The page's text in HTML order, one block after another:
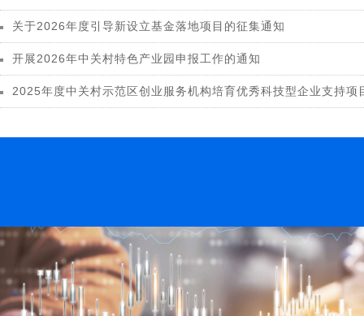
关于2026年度引导新设立基金落地项目的征集通知
开展2026年中关村特色产业园申报工作的通知
2025年度中关村示范区创业服务机构培育优秀科技型企业支持项